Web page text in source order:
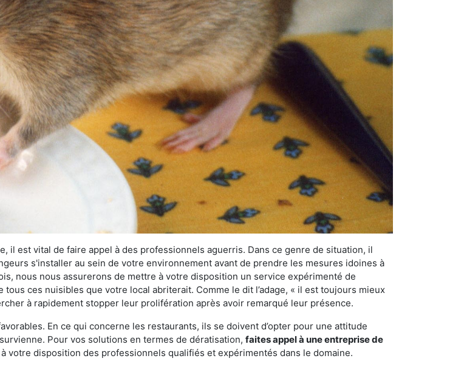
il est vital de faire appel à des professionnels aguerris. Dans ce genre de situation, il
s'installer au sein de votre environnement avant de prendre les mesures idoines à
nous nous assurerons de mettre à votre disposition un service expérimenté de
ces nuisibles que votre local abriterait. Comme le dit l’adage, « il est toujours mieux
à rapidement stopper leur prolifération après avoir remarqué leur présence.
En ce qui concerne les restaurants, ils se doivent d’opter pour une attitude
Pour vos solutions en termes de dératisation, faites appel à une entreprise de
votre disposition des professionnels qualifiés et expérimentés dans le domaine.